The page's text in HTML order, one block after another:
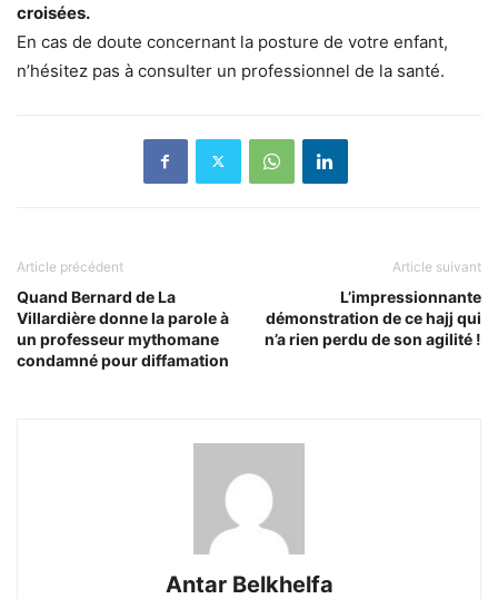
croisées.
En cas de doute concernant la posture de votre enfant,
n’hésitez pas à consulter un professionnel de la santé.
Article précédent
Quand Bernard de La
Villardière donne la parole à
un professeur mythomane
condamné pour diffamation
Article suivant
L’impressionnante
démonstration de ce hajj qui
n’a rien perdu de son agilité !
Antar Belkhelfa